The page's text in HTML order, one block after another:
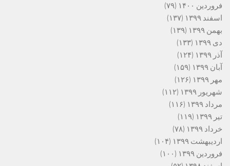
فروردین ۱۴۰۰
(۷۹)
اسفند ۱۳۹۹
(۱۳۷)
بهمن ۱۳۹۹
(۱۳۹)
دی ۱۳۹۹
(۱۳۳)
آذر ۱۳۹۹
(۱۲۴)
آبان ۱۳۹۹
(۱۵۹)
مهر ۱۳۹۹
(۱۲۶)
شهریور ۱۳۹۹
(۱۱۲)
مرداد ۱۳۹۹
(۱۱۶)
تیر ۱۳۹۹
(۱۱۹)
خرداد ۱۳۹۹
(۷۸)
اردیبهشت ۱۳۹۹
(۱۰۴)
فروردین ۱۳۹۹
(۱۰۰)